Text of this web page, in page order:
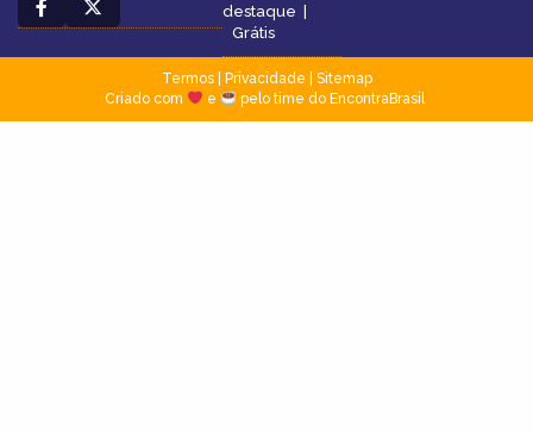
destaque
Grátis
Termos| Privacidade
Sitemap
Criado com
e pelo time do EncontraBrasil